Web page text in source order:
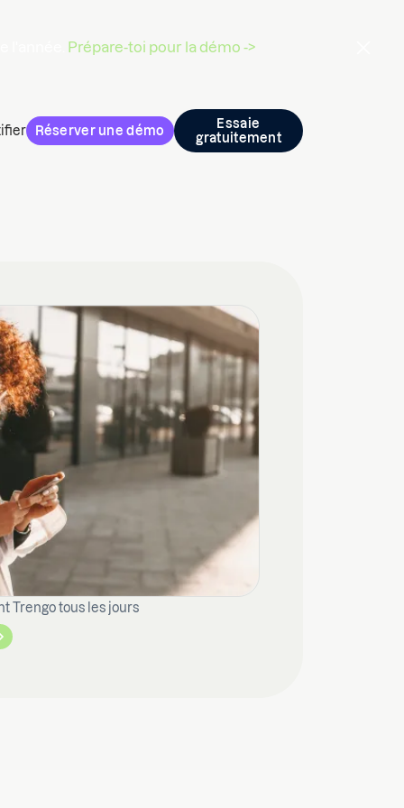
Prépare-toi pour la démo ->
Réserver une démo
Essaie
gratuitement
Trengo tous les jours